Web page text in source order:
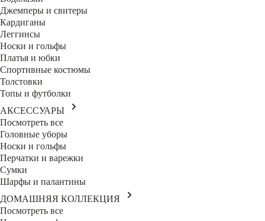
Джемперы и свитеры
Кардиганы
Леггинсы
Носки и гольфы
Платья и юбки
Спортивные костюмы
Толстовки
Топы и футболки
АКСЕССУАРЫ
Посмотреть все
Головные уборы
Носки и гольфы
Перчатки и варежки
Сумки
Шарфы и палантины
ДОМАШНЯЯ КОЛЛЕКЦИЯ
Посмотреть все